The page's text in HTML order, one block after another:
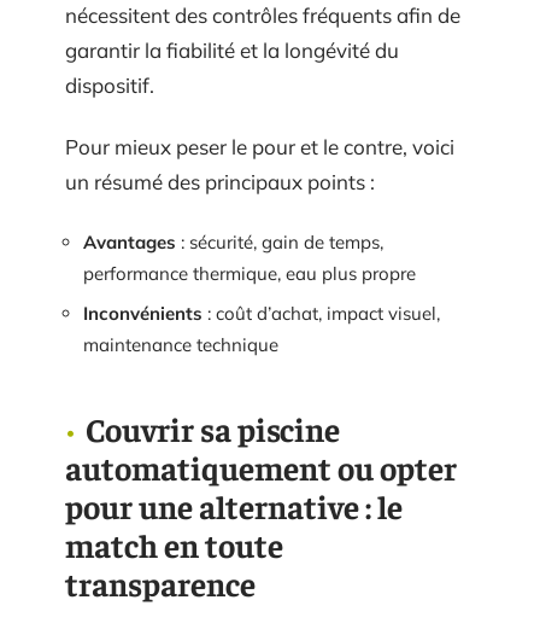
nécessitent des contrôles fréquents afin de
garantir la fiabilité et la longévité du
dispositif.
Pour mieux peser le pour et le contre, voici
un résumé des principaux points :
Avantages : sécurité, gain de temps,
performance thermique, eau plus propre
Inconvénients : coût d’achat, impact visuel,
maintenance technique
Couvrir sa piscine
automatiquement ou opter
pour une alternative : le
match en toute
transparence